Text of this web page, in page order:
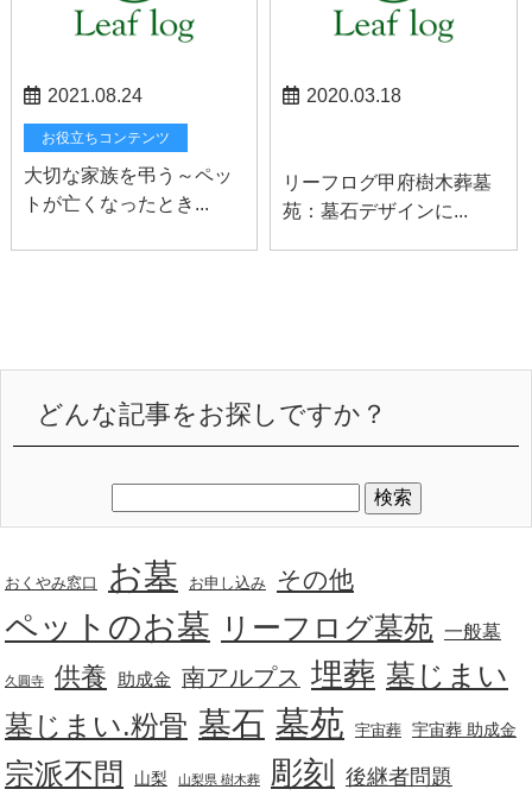
2021.08.24
お役立ちコンテンツ
大切な家族を弔う～ペッ
トが亡くなったとき...
2020.03.18
リーフログ甲府樹木葬墓
苑：墓石デザインに...
どんな記事をお探しですか？
おくやみ窓口 お墓 お申し込み その他
ペットのお墓 リーフログ墓苑 一般墓
久圓寺 供養 助成金 南アルプス 埋葬 墓じまい
墓じまい.粉骨 墓石 墓苑 宇宙葬 宇宙葬 助成金
宗派不問 山梨 山梨県 樹木葬 彫刻 後継者問題